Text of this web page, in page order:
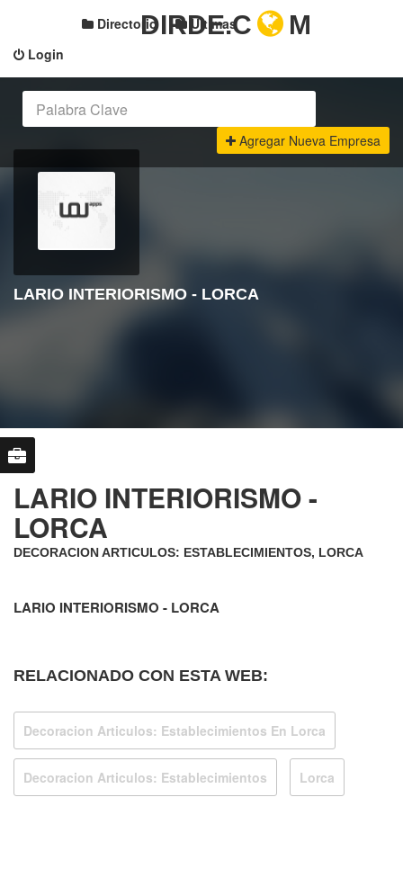
Login
Directorio Últimas
DIRDE.C M
Agregar Nueva Empresa
LARIO INTERIORISMO - LORCA
LARIO INTERIORISMO -
LORCA
DECORACION ARTICULOS: ESTABLECIMIENTOS, LORCA
LARIO INTERIORISMO - LORCA
RELACIONADO CON ESTA WEB:
Decoracion Articulos: Establecimientos En Lorca
Decoracion Articulos: Establecimientos Lorca